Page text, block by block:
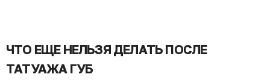
ЧТО ЕЩЕ НЕЛЬЗЯ ДЕЛАТЬ ПОСЛЕ
ТАТУАЖА ГУБ